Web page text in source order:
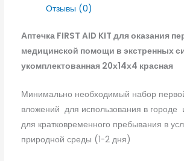
Отзывы (0)
Аптечка FIRST AID KIT для оказания
медицинской помощи в экстренных
укомплектованная 20х14х4 красная
Минимально необходимый набор
вложений для использования в городе
для кратковременного пребывания в
природной среды (1-2 дня)